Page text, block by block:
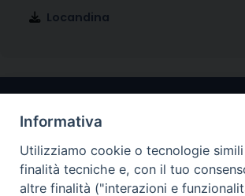
Locandina
Informativa
Utilizziamo cookie o tecnologie
finalità tecniche e, con il tuo
altre finalità ("interazioni e